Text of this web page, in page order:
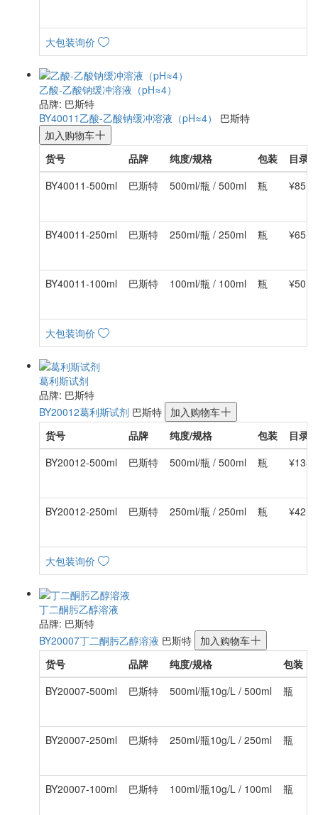
大包装询价
乙酸-乙酸钠缓冲溶液（pH≈4）
品牌: 巴斯特
BY40011乙酸-乙酸钠缓冲溶液（pH≈4）
巴斯特
加入购物车
货号
品牌 纯度/规格 包装
目录价
BY40011-500ml
巴斯特 500ml/瓶 / 500ml 瓶
BY40011-250ml 巴斯特 250ml/瓶 / 250ml 瓶
BY40011-100ml 巴斯特 100ml/瓶 / 100ml 瓶
大包装询价
葛利斯试剂
品牌: 巴斯特
BY20012葛利斯试剂 巴斯特
加入购物车
货号
品牌 纯度/规格 包装
目录价
BY20012-500ml
巴斯特 500ml/瓶 / 500ml 瓶
BY20012-250ml 巴斯特 250ml/瓶 / 250ml 瓶
大包装询价
丁二酮肟乙醇溶液
品牌: 巴斯特
BY20007丁二酮肟乙醇溶液 巴斯特
加入购物车
货号
品牌 纯度/规格 包装
BY20007-500ml
巴斯特 500ml/瓶10g/L / 500ml 瓶
BY20007-250ml 巴斯特 250ml/瓶10g/L / 250ml 瓶
BY20007-100ml 巴斯特 100ml/瓶10g/L / 100ml 瓶